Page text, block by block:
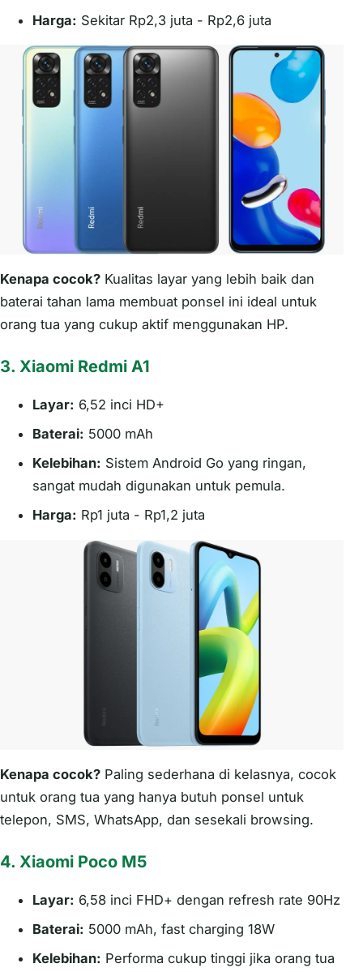
Harga: Sekitar Rp2,3 juta - Rp2,6 juta
Kenapa cocok? Kualitas layar yang lebih baik dan
baterai tahan lama membuat ponsel ini ideal untuk
orang tua yang cukup aktif menggunakan HP.
3. Xiaomi Redmi A1
Layar: 6,52 inci HD+
Baterai: 5000 mAh
Kelebihan: Sistem Android Go yang ringan,
sangat mudah digunakan untuk pemula.
Harga: Rp1 juta - Rp1,2 juta
Kenapa cocok? Paling sederhana di kelasnya, cocok
untuk orang tua yang hanya butuh ponsel untuk
telepon, SMS, WhatsApp, dan sesekali browsing.
4. Xiaomi Poco M5
Layar: 6,58 inci FHD+ dengan refresh rate 90Hz
Baterai: 5000 mAh, fast charging 18W
Kelebihan: Performa cukup tinggi jika orang tua